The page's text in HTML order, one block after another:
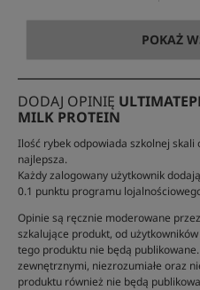
POKAŻ
DODAJ OPINIĘ
MILK PROTEIN
Ilość rybek odpowiada szkolnej skali
najlepsza.
Każdy zalogowany użytkownik
0.1 punktu programu
Opinie są ręcznie moderowane
szkalujące produkt, od
tego produktu nie będą
zewnętrznymi, niezrozumiałe oraz
produktu również nie będą